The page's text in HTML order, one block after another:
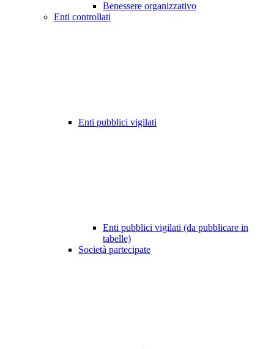
Benessere organizzativo
Enti controllati
Enti pubblici vigilati
Enti pubblici vigilati (da pubblicare in
tabelle)
Società partecipate